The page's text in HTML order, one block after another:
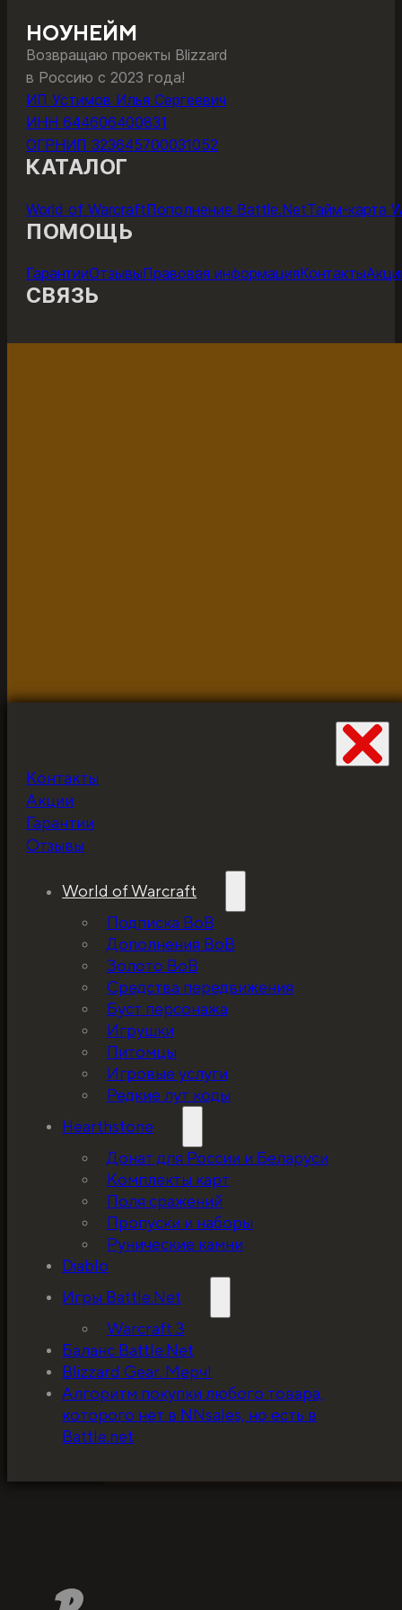
11160 ₽
вариаций.
Опции
можно
выбрать
на
Контакты
Акции
Гарантии
Отзывы
World of Warcraft
Подписка ВоВ
Дополнения ВоВ
Золото ВоВ
Средства передвижения
Буст персонажа
Игрушки
Питомцы
Игровые услуги
Редкие лут коды
Hearthstone
Донат для России и Беларуси
Комплекты карт
Поля сражений
Пропуски и наборы
Рунические камни
Diablo
Игры Battle.Net
Warcraft 3
Баланс Battle.Net
Blizzard Gear. Мерч!
Алгоритм покупки любого товара,
которого нет в NNsales, но есть в
Battle.net
НОУНЕЙМ
Возвращаю проекты Blizzard
в Россию с 2023 года!
ИП Устимов Илья Сергеевич
ИНН 644606400831
ОГРНИП 323645700031052
КАТАЛОГ
World of WarcraftПополнение Battle.NetТайм-карта
ПОМОЩЬ
ГарантииОтзывыПравовая информацияКонтакты
СВЯЗЬ
5%, на весь ассортимент. Я хочу, чтобы
покупатель мог оценивать меня по
за ценники!